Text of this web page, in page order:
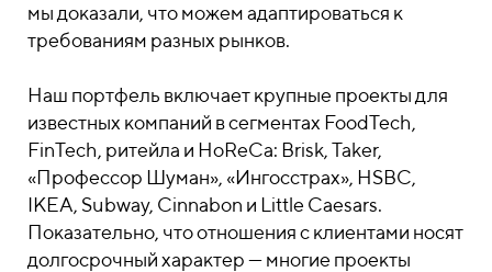
мы доказали, что можем адаптироваться к
требованиям разных рынков.
Наш портфель включает крупные проекты для
известных компаний в сегментах FoodTech,
FinTech, ритейла и HoReCa: Brisk, Taker,
«Профессор Шуман», «Ингосстрах», HSBC,
IKEA, Subway, Cinnabon и Little Caesars.
Показательно, что отношения с клиентами носят
долгосрочный характер — многие проекты